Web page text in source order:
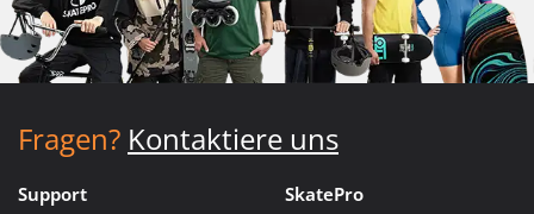
Fragen? Kontaktiere uns
Support SkatePro